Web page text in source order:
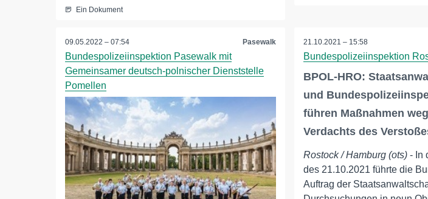
Ein Dokument
09.05.2022 – 07:54 Pasewalk
Bundespolizeiinspektion Pasewalk mit
Gemeinsamer deutsch-polnischer Dienststelle
Pomellen
21.10.2021 – 15:58
Bundespolizeiinspektion
BPOL-HRO:
und
führen Maßnahmen
Verdachts des
Rostock / Hamburg (ots)- In
des 21.10.2021 führte die
Auftrag der